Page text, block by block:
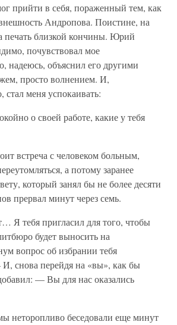
прийти в себя, пораженный тем, как
Андропова. Поистине, на
печать близкой кончины. Юрий
почувствовал мое
надеюсь, объяснил его другими
просто волнением. И,
стал меня успокаивать:
о своей работе, какие у тебя
встреча с человеком больным,
а потому заранее
который занял бы не более десяти
прервал минут через семь.
Я тебя пригласил для того, чтобы
будет выносить на
вопрос об избрании тебя
снова перейдя на «вы», как бы
— Вы для нас оказались
неторопливо беседовали еще минут